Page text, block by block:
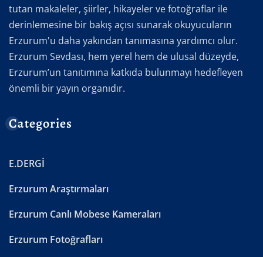
tutan makaleler, şiirler, hikayeler ve fotoğraflar ile
derinlemesine bir bakış açısı sunarak okuyucuların
Erzurum'u daha yakından tanımasına yardımcı olur.
Erzurum Sevdası, hem yerel hem de ulusal düzeyde,
Erzurum’un tanıtımına katkıda bulunmayı hedefleyen
önemli bir yayın organıdır.
Categories
E.DERGİ
Erzurum Araştırmaları
Erzurum Canlı Mobese Kameraları
Erzurum Fotoğrafları